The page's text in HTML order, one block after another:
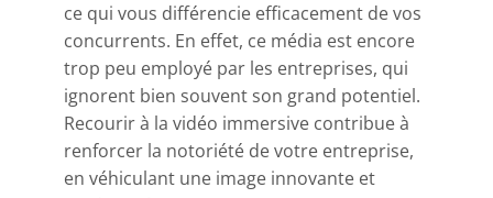
ce qui vous différencie efficacement de vos
concurrents. En effet, ce média est encore
trop peu employé par les entreprises, qui
ignorent bien souvent son grand potentiel.
Recourir à la vidéo immersive contribue à
renforcer la notoriété de votre entreprise,
en véhiculant une image innovante et